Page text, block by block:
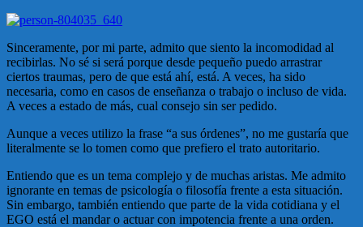
Sinceramente, por mi parte, admito que siento la incomodidad al
recibirlas. No sé si será porque desde pequeño puedo arrastrar
ciertos traumas, pero de que está ahí, está. A veces, ha sido
necesaria, como en casos de enseñanza o trabajo o incluso de vida.
A veces a estado de más, cual consejo sin ser pedido.
Aunque a veces utilizo la frase “a sus órdenes”, no me gustaría que
literalmente se lo tomen como que prefiero el trato autoritario.
Entiendo que es un tema complejo y de muchas aristas. Me admito
ignorante en temas de psicología o filosofía frente a esta situación.
Sin embargo, también entiendo que parte de la vida cotidiana y el
EGO está el mandar o actuar con impotencia frente a una orden.